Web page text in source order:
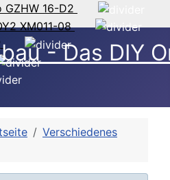
GZHW 16-D2
XM011-08
- Das DIY
Verschiedenes